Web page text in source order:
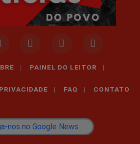
| PAINEL DO LEITOR |
| FAQ | CONTATO